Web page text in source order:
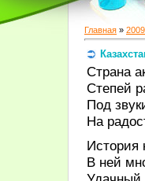
Главная » 2009
Страна
Степей
Под
На
История
В ней